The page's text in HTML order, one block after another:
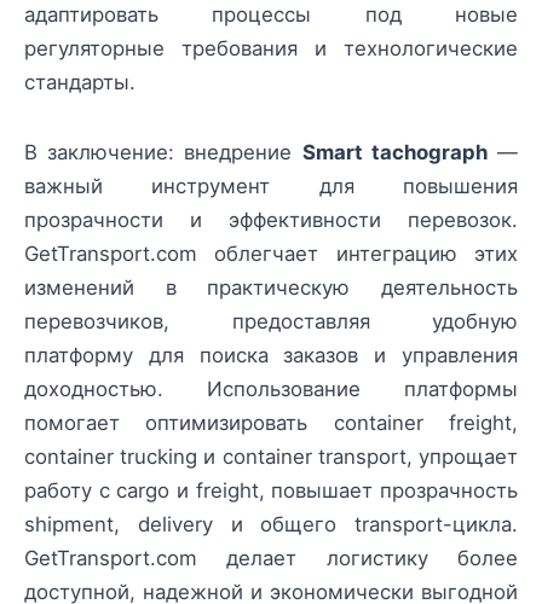
адаптировать процессы под новые
регуляторные требования и технологические
стандарты.
В заключение: внедрение Smart tachograph—
важный инструмент для повышения
прозрачности и эффективности перевозок.
GetTransport.com облегчает интеграцию этих
изменений в практическую деятельность
перевозчиков, предоставляя удобную
платформу для поиска заказов и управления
доходностью. Использование платформы
помогает оптимизировать container freight,
container trucking и container transport, упрощает
работу с cargo и freight, повышает прозрачность
shipment, delivery и общего transport-цикла.
GetTransport.com делает логистику более
доступной, надежной и экономически выгодной